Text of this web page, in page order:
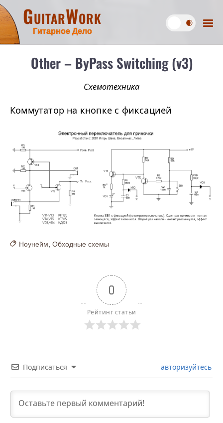
GuitarWork
Гитарное Дело
Other – ByPass Switching (v3)
Схемотехника
Коммутатор на кнопке с фиксацией
Ноунейм, Обходные схемы
0
Рейтинг статьи
Подписаться авторизуйтесь